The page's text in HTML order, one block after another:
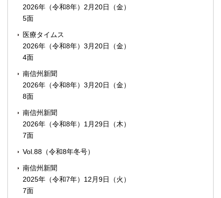
2026年（令和8年）2月20日（金）
5面
医療タイムス
2026年（令和8年）3月20日（金）
4面
南信州新聞
2026年（令和8年）3月20日（金）
8面
南信州新聞
2026年（令和8年）1月29日（木）
7面
Vol.88（令和8年冬号）
南信州新聞
2025年（令和7年）12月9日（火）
7面